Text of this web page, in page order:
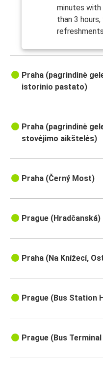
minutes with
than 3
Praha (pagrindinė
istorinio pastato)
Praha (pagrindinė
stovėjimo aikštelės)
Praha (Černý Most)
Prague (Hradčanská)
Praha (Na Knížecí,
Prague (Bus Station
Prague (Bus